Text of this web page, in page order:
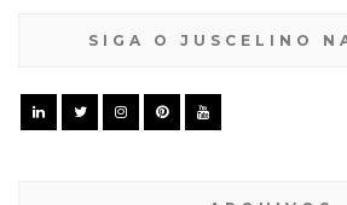
SIGA O JUSCELINO